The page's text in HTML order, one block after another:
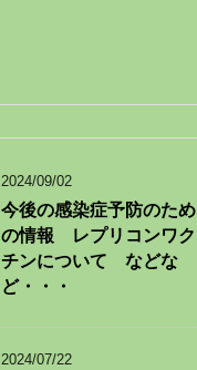
2024/09/02
今後の感染症予防のため
の情報 レプリコンワク
チンについて などな
ど・・・
2024/07/22